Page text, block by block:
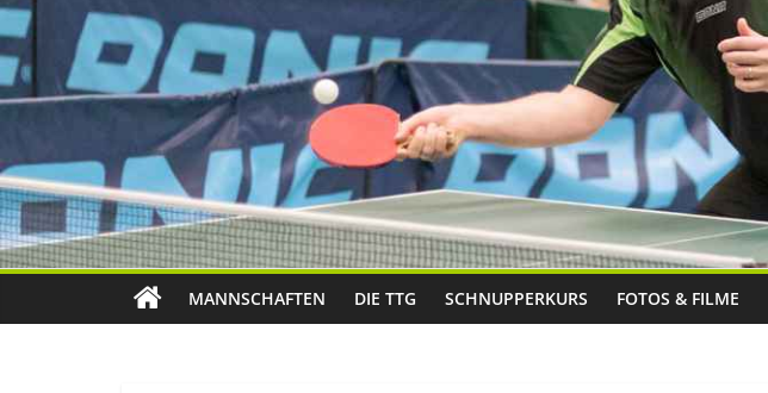
MANNSCHAFTEN DIE TTG SCHNUPPERKURS FOTOS & FILME